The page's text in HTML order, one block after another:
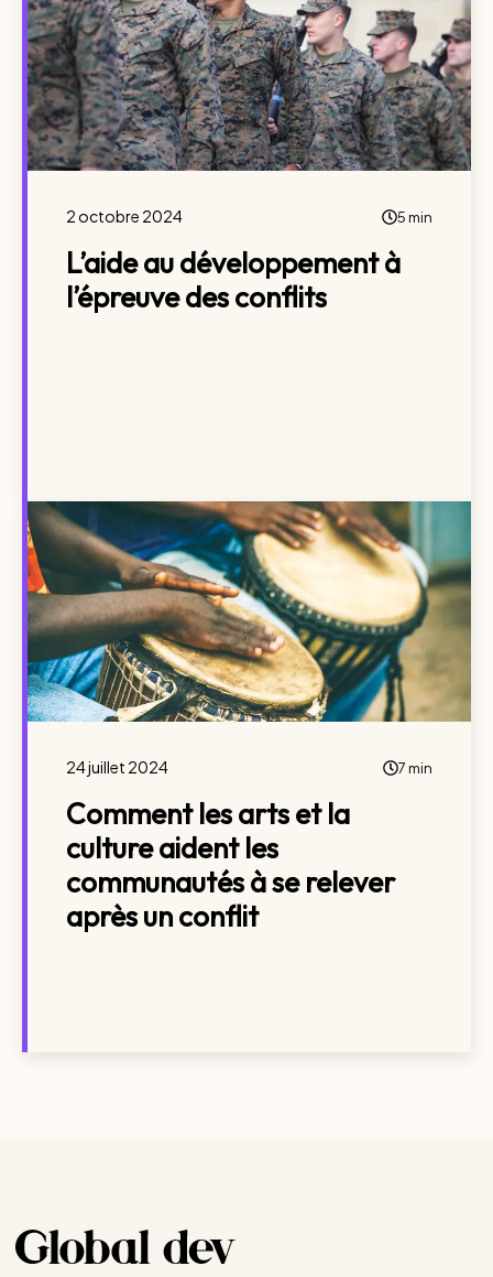
2 octobre 2024 5 min
L’aide au développement à
l’épreuve des conflits
24 juillet 2024 7 min
Comment les arts et la
culture aident les
communautés à se relever
après un conflit